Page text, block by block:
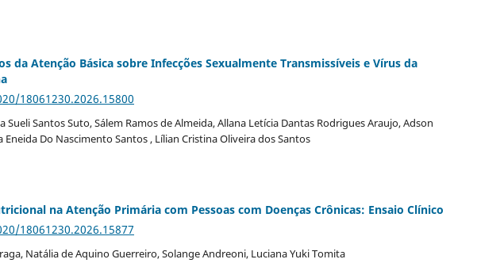
da Atenção Básica sobre Infecções Sexualmente Transmissíveis e Vírus da
18061230.2026.15800
Sueli Santos Suto, Sálem Ramos de Almeida, Allana Letícia Dantas Rodrigues Araujo, Adson
Do Nascimento Santos , Lílian Cristina Oliveira dos Santos
na Atenção Primária com Pessoas com Doenças Crônicas: Ensaio Clínico
18061230.2026.15877
Natália de Aquino Guerreiro, Solange Andreoni, Luciana Yuki Tomita